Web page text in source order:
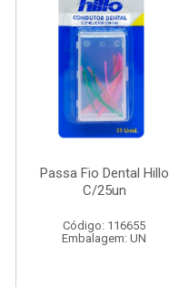
Passa Fio Dental Hillo
C/25un
Código: 116655
Embalagem: UN